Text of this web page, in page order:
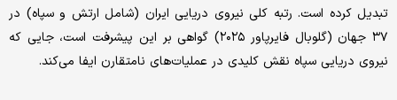
تبدیل کرده است. رتبه کلی نیروی دریایی ایران (شامل ارتش و سپاه) در
۳۷ جهان (گلوبال فایرپاور ۲۰۲۵) گواهی بر این پیشرفت است، جایی که
نیروی دریایی سپاه نقش کلیدی در عملیات‌های نامتقارن ایفا می‌کند.